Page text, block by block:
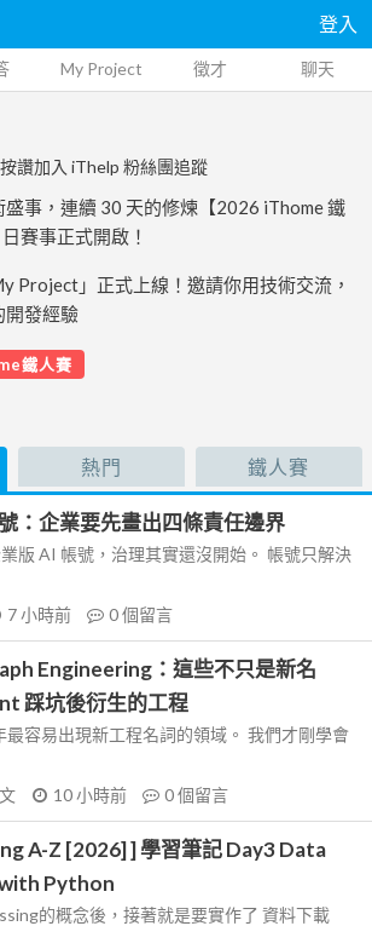
登入
My Project 徵才 聊天
按讚加入 iThelp 粉絲團追蹤
事，連續 30 天的修煉【2026 iThome 鐵
賽事正式開啟！
Project」正式上線！邀請你用技術交流，
開發經驗
鐵人賽
熱門 鐵人賽
：企業要先畫出四條責任邊界
版 AI 帳號，治理其實還沒開始。 帳號只解決
7 小時前 0個留言
Engineering：這些不只是新名
踩坑後衍生的工程
容易出現新工程名詞的領域。 我們才剛學會
10 小時前 0個留言
A-Z [2026] ] 學習筆記 Day3 Data
Python
的概念後，接著就是要實作了 資料下載